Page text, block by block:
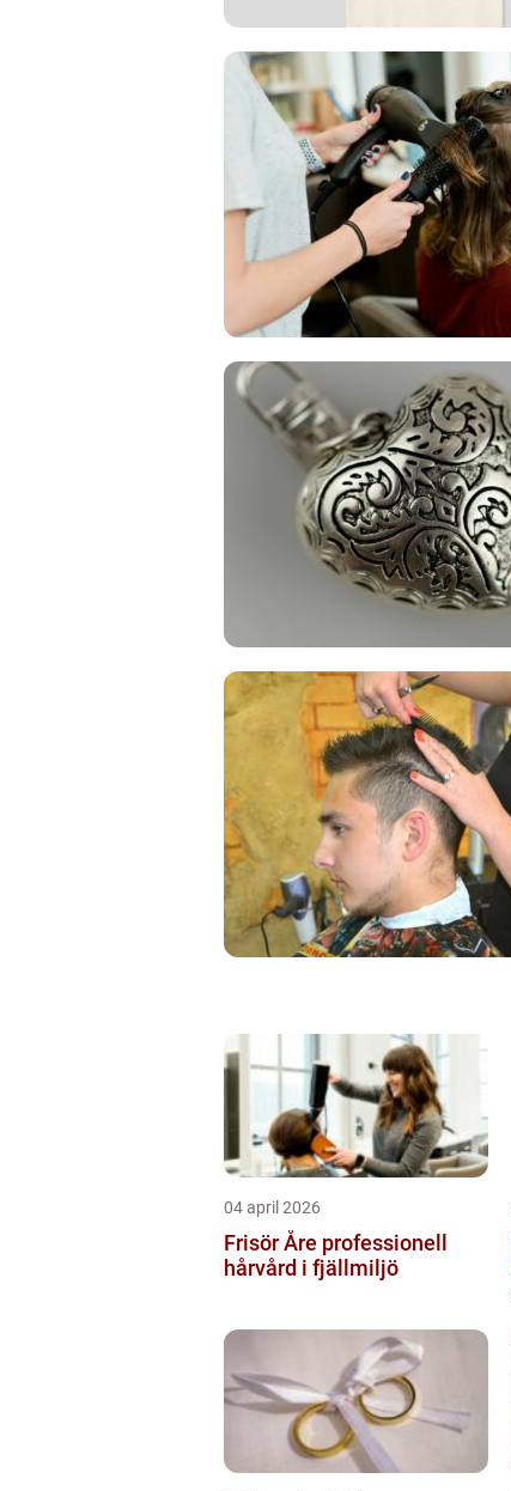
04 april 2026
Frisör Åre professionell
hårvård i fjällmiljö